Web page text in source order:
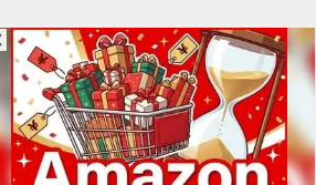
スポーツ